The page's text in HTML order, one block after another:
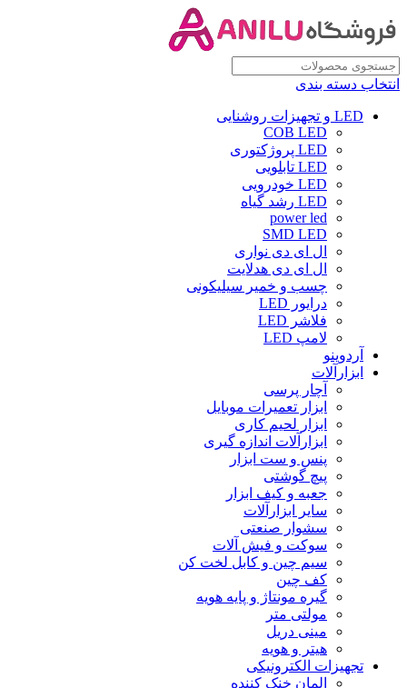
انتخاب دسته بندی
LED و تجهیزات روشنایی
COB LED
LED پروژکتوری
LED تابلویی
LED خودرویی
LED رشد گیاه
power led
SMD LED
ال ای دی نواری
ال ای دی هدلایت
چسب و خمیر سیلیکونی
درایور LED
فلاشر LED
لامپ LED
آردوینو
ابزارآلات
آچار پرسی
ابزار تعمیرات موبایل
ابزار لحیم کاری
ابزارآلات اندازه گیری
پنس و ست ابزار
پیچ گوشتی
جعبه و کیف ابزار
سایر ابزارآلات
سشوار صنعتی
سوکت و فیش آلات
سیم چین و کابل لخت کن
کف چین
گیره مونتاژ و پایه هویه
مولتی متر
مینی دریل
هیتر و هویه
تجهیزات الکترونیکی
المان خنک کننده